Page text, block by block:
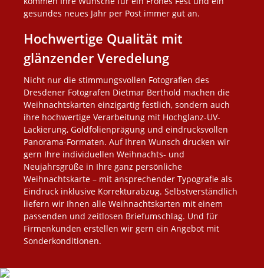
gesundes neues Jahr per Post immer gut an.
Hochwertige Qualität mit
glänzender Veredelung
Nicht nur die stimmungsvollen Fotografien des
Dresdener Fotografen Dietmar Berthold machen die
Weihnachtskarten einzigartig festlich, sondern auch
ihre hochwertige Verarbeitung mit Hochglanz-UV-
Lackierung, Goldfolienprägung und eindrucksvollen
Panorama-Formaten. Auf Ihren Wunsch drucken wir
gern Ihre individuellen Weihnachts- und
Neujahrsgrüße in Ihre ganz persönliche
Weihnachtskarte – mit ansprechender Typografie als
Eindruck inklusive Korrekturabzug. Selbstverständlich
liefern wir Ihnen alle Weihnachtskarten mit einem
passenden und zeitlosen Briefumschlag. Und für
Firmenkunden erstellen wir gern ein Angebot mit
Sonderkonditionen.